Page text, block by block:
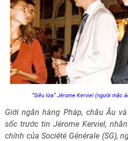
”Siêu lừa” Jérome Kerviel (người mặc
Giới ngân hàng Pháp, châu Âu
sốc trước tin Jérome Kerviel,
chính của Société Générale (SG),